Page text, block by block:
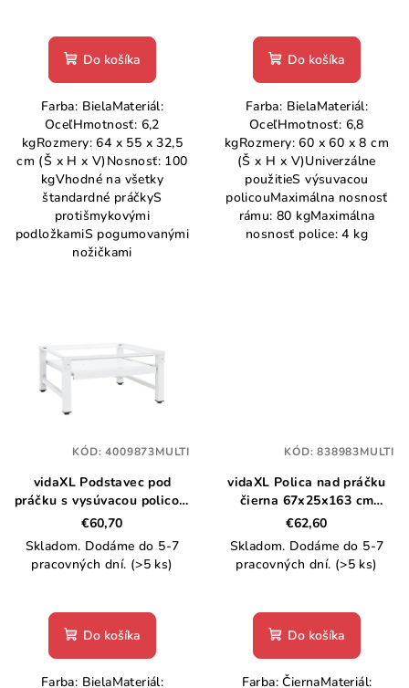
Do košíka
Farba: BielaMateriál:
OceľHmotnosť: 6,2
kgRozmery: 64 x 55 x 32,5
cm (Š x H x V)Nosnosť: 100
kgVhodné na všetky
štandardné práčkyS
protišmykovými
podložkamiS pogumovanými
nožičkami
Do košíka
Farba: BielaMateriál:
OceľHmotnosť: 6,8
kgRozmery: 60 x 60 x 8 cm
(Š x H x V)Univerzálne
použitieS výsuvacou
policouMaximálna nosnosť
rámu: 80 kgMaximálna
nosnosť police: 4 kg
vidaXL Podstavec pod
práčku s vysúvacou policou,
biely
€60,70
Skladom. Dodáme do 5-7
pracovných dní. (>5 ks)
Do košíka
Farba: BielaMateriál:
KÓD:4009873MULTI
vidaXL Polica nad práčku
čierna 67x25x163 cm
kompozitné drevo
€62,60
Skladom. Dodáme do 5-7
pracovných dní. (>5 ks)
Do košíka
Farba: ČiernaMateriál:
KÓD:838983MULTI